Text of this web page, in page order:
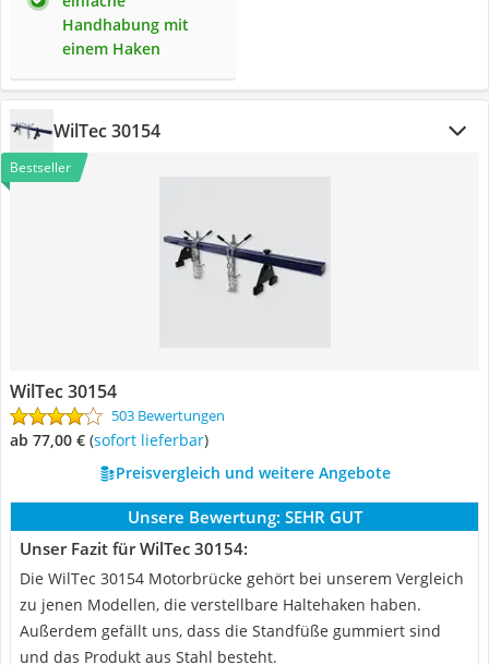
Handhabung mit
einem Haken
WilTec 30154
Bestseller
WilTec 30154
503 Bewertungen
ab 77,00 € ( Sofort lieferbar)
Preisvergleich und weitere Angebote
Unsere Bewertung: SEHR GUT
Unser Fazit für WilTec 30154:
Die WilTec 30154 Motorbrücke gehört bei unserem Vergleich
zu jenen Modellen, die verstellbare Haltehaken haben.
Außerdem gefällt uns, dass die Standfüße gummiert sind
und das Produkt aus Stahl besteht.